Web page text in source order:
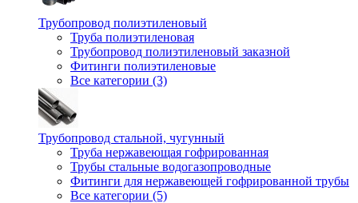
Трубопровод полиэтиленовый
Труба полиэтиленовая
Трубопровод полиэтиленовый заказной
Фитинги полиэтиленовые
Все категории (3)
Трубопровод стальной, чугунный
Труба нержавеющая гофрированная
Трубы стальные водогазопроводные
Фитинги для нержавеющей гофрированной трубы
Все категории (5)